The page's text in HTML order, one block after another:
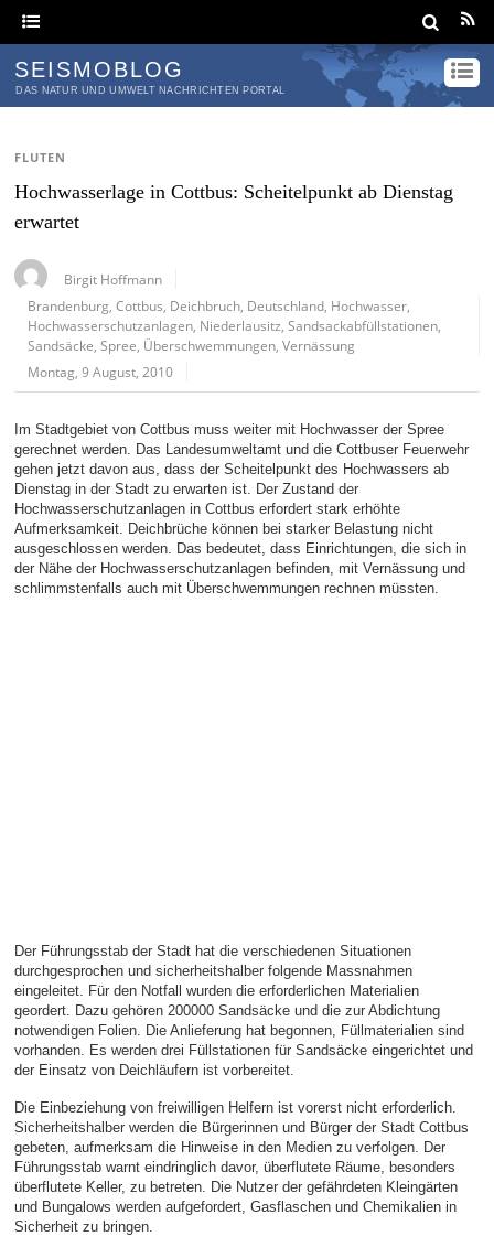
SEISMOBLOG
DAS NATUR UND UMWELT NACHRICHTEN PORTAL
FLUTEN
Hochwasserlage in Cottbus: Scheitelpunkt ab Dienstag
erwartet
Birgit Hoffmann
Brandenburg ,Cottbus Deichbruch Deutschland Hochwasser
Hochwasserschutzanlagen Niederlausitz ,Sandsackabfüllstationen
Sandsäcke ,Spree Überschwemmungen ,Vernässung
Montag, 9 August, 2010
Im Stadtgebiet von Cottbus muss weiter mit Hochwasser der Spree
gerechnet werden. Das Landesumweltamt und die Cottbuser Feuerwehr
gehen jetzt davon aus, dass der Scheitelpunkt des Hochwassers ab
Dienstag in der Stadt zu erwarten ist. Der Zustand der
Hochwasserschutzanlagen in Cottbus erfordert stark erhöhte
Aufmerksamkeit. Deichbrüche können bei starker Belastung nicht
ausgeschlossen werden. Das bedeutet, dass Einrichtungen, die sich in
der Nähe der Hochwasserschutzanlagen befinden, mit Vernässung und
schlimmstenfalls auch mit Überschwemmungen rechnen müssten.
Der Führungsstab der Stadt hat die verschiedenen Situationen
durchgesprochen und sicherheitshalber folgende Massnahmen
eingeleitet. Für den Notfall wurden die erforderlichen Materialien
geordert. Dazu gehören 200000 Sandsäcke und die zur Abdichtung
notwendigen Folien. Die Anlieferung hat begonnen, Füllmaterialien sind
vorhanden. Es werden drei Füllstationen für Sandsäcke eingerichtet und
der Einsatz von Deichläufern ist vorbereitet.
Die Einbeziehung von freiwilligen Helfern ist vorerst nicht erforderlich.
Sicherheitshalber werden die Bürgerinnen und Bürger der Stadt Cottbus
gebeten, aufmerksam die Hinweise in den Medien zu verfolgen. Der
Führungsstab warnt eindringlich davor, überflutete Räume, besonders
überflutete Keller, zu betreten. Die Nutzer der gefährdeten Kleingärten
und Bungalows werden aufgefordert, Gasflaschen und Chemikalien in
Sicherheit zu bringen.